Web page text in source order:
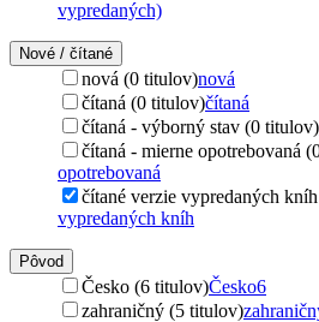
vypredaných)
Nové / čítané
nová (0 titulov)nová
čítaná (0 titulov)čítaná
čítaná - výborný stav (0 titulov)
čítaná - mierne opotrebovaná
opotrebovaná
čítané verzie vypredaných
vypredaných kníh
Pôvod
Česko (6 titulov)Česko6
zahraničný (5 titulov)